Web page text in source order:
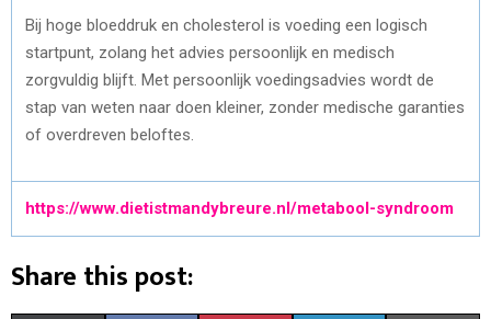
Bij hoge bloeddruk en cholesterol is voeding een logisch
startpunt, zolang het advies persoonlijk en medisch
zorgvuldig blijft. Met persoonlijk voedingsadvies wordt de
stap van weten naar doen kleiner, zonder medische garanties
of overdreven beloftes.
https://www.dietistmandybreure.nl/metabool-syndroom
Share this post: